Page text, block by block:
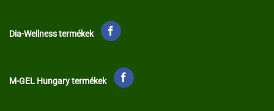
Dia-Wellness termékek
M-GEL Hungary termékek